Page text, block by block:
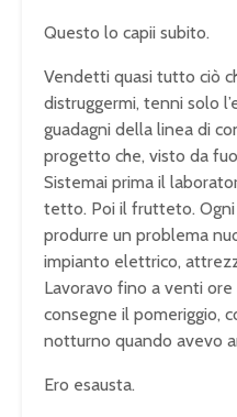
Questo lo capii subito.
Vendetti quasi tutto ciò
distruggermi, tenni solo
guadagni della linea di
progetto che, visto da
Sistemai prima il
tetto. Poi il frutteto.
produrre un problema
impianto elettrico,
Lavoravo fino a venti ore
consegne il pomeriggio,
notturno quando avevo
Ero esausta.